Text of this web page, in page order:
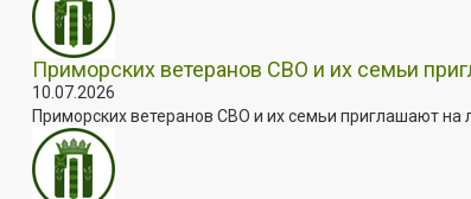
Приморских ветеранов СВО и их семьи
10.07.2026
Приморских ветеранов СВО и их семьи приглашают на